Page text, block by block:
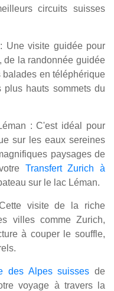
circuits suisses
Une visite guidée pour
de la randonnée guidée
en téléphérique
plus hauts sommets du
: C'est idéal pour
sur les eaux sereines
paysages de
Transfert Zurich à
sur le lac Léman.
visite de la riche
villes comme Zurich,
à couper le souffle,
des Alpes suisses de
voyage à travers la